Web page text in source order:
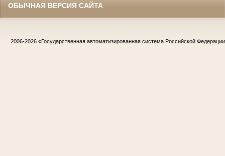
ОБЫЧНАЯ ВЕРСИЯ САЙТА
2006-2026 «Государственная автоматизированная система Российской